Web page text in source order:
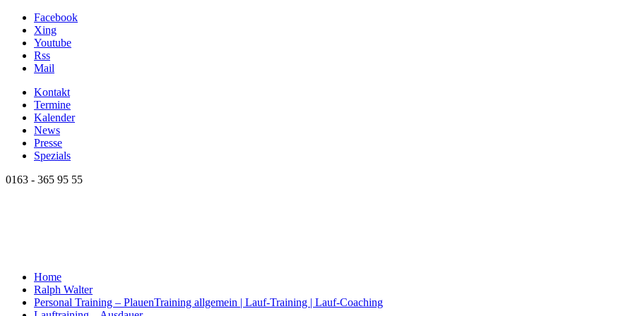
Facebook
Xing
Youtube
Rss
Mail
Kontakt
Termine
Kalender
News
Presse
Spezials
0163 - 365 95 55
Home
Ralph Walter
Personal Training – PlauenTraining allgemein | Lauf-Training | Lauf-Coaching